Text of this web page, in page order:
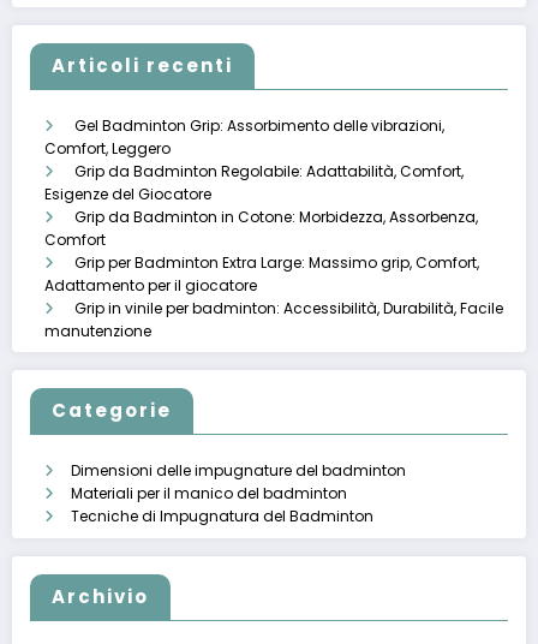
Articoli recenti
Gel Badminton Grip: Assorbimento delle vibrazioni,
Comfort, Leggero
Grip da Badminton Regolabile: Adattabilità, Comfort,
Esigenze del Giocatore
Grip da Badminton in Cotone: Morbidezza, Assorbenza,
Comfort
Grip per Badminton Extra Large: Massimo grip, Comfort,
Adattamento per il giocatore
Grip in vinile per badminton: Accessibilità, Durabilità, Facile
manutenzione
Categorie
Dimensioni delle impugnature del badminton
Materiali per il manico del badminton
Tecniche di Impugnatura del Badminton
Archivio